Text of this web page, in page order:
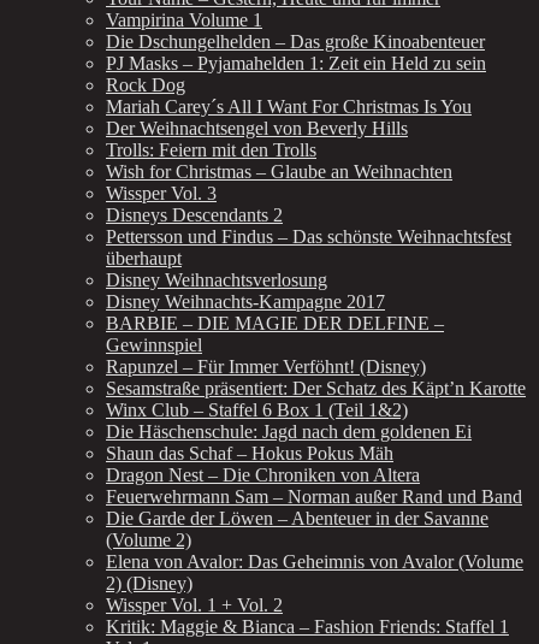
Vampirina Volume 1
Die Dschungelhelden – Das große Kinoabenteuer
PJ Masks – Pyjamahelden 1: Zeit ein Held zu sein
Rock Dog
Mariah Carey´s All I Want For Christmas Is You
Der Weihnachtsengel von Beverly Hills
Trolls: Feiern mit den Trolls
Wish for Christmas – Glaube an Weihnachten
Wissper Vol. 3
Disneys Descendants 2
Pettersson und Findus – Das schönste Weihnachtsfest
überhaupt
Disney Weihnachtsverlosung
Disney Weihnachts-Kampagne 2017
BARBIE – DIE MAGIE DER DELFINE –
Gewinnspiel
Rapunzel – Für Immer Verföhnt! (Disney)
Sesamstraße präsentiert: Der Schatz des Käpt’n Karotte
Winx Club – Staffel 6 Box 1 (Teil 1&2)
Die Häschenschule: Jagd nach dem goldenen Ei
Shaun das Schaf – Hokus Pokus Mäh
Dragon Nest – Die Chroniken von Altera
Feuerwehrmann Sam – Norman außer Rand und Band
Die Garde der Löwen – Abenteuer in der Savanne
(Volume 2)
Elena von Avalor: Das Geheimnis von Avalor (Volume
2) (Disney)
Wissper Vol. 1 + Vol. 2
Kritik: Maggie & Bianca – Fashion Friends: Staffel 1